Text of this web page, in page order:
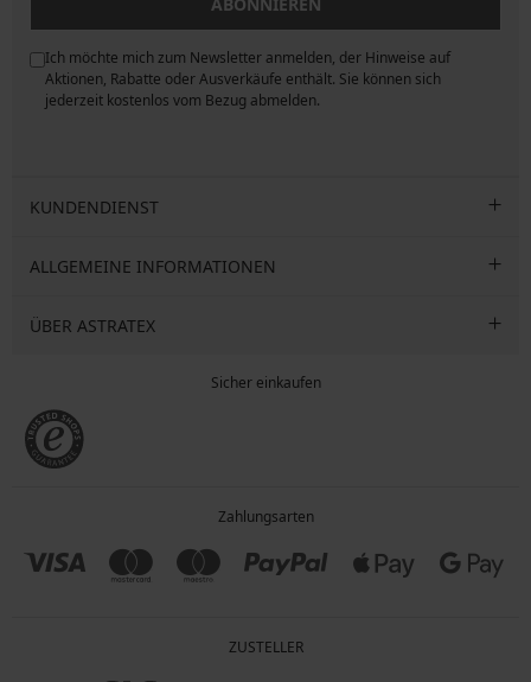
Ich möchte mich zum Newsletter anmelden, der Hinweise auf
Aktionen, Rabatte oder Ausverkäufe enthält. Sie können sich
jederzeit kostenlos vom Bezug abmelden.
KUNDENDIENST
ALLGEMEINE INFORMATIONEN
ÜBER ASTRATEX
Sicher einkaufen
Zahlungsarten
ZUSTELLER